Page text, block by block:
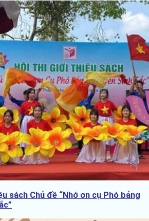
sách Chủ đề “Nhớ ơn cụ Phó bảng